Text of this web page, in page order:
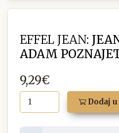
EFFEL JEAN:
ADAM
9,29€
Dodaj u